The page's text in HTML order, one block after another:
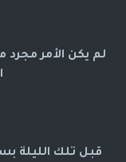
لم يكن الأمر مجرد
قبل تلك الليلة